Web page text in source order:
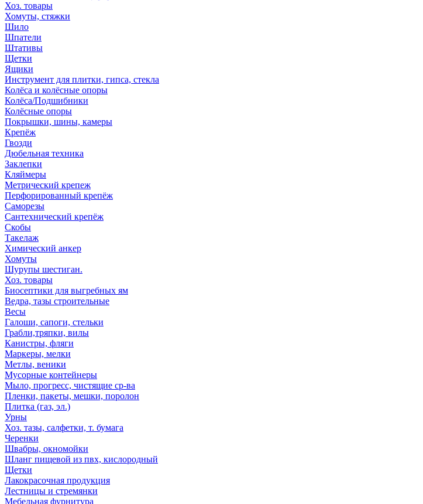
Хоз. товары
Хомуты, стяжки
Шило
Шпатели
Штативы
Щетки
Ящики
Инструмент для плитки, гипса, стекла
Колёса и колёсные опоры
Колёса/Подшибники
Колёсные опоры
Покрышки, шины, камеры
Крепёж
Гвозди
Дюбельная техника
Заклепки
Кляймеры
Метрический крепеж
Перфорированный крепёж
Саморезы
Сантехнический крепёж
Скобы
Такелаж
Химический анкер
Хомуты
Шурупы шестиган.
Хоз. товары
Биосептики для выгребных ям
Ведра, тазы строительные
Весы
Галоши, сапоги, стельки
Грабли,тряпки, вилы
Канистры, фляги
Маркеры, мелки
Метлы, веники
Мусорные контейнеры
Мыло, прогресс, чистящие ср-ва
Пленки, пакеты, мешки, поролон
Плитка (газ, эл.)
Урны
Хоз. тазы, салфетки, т. бумага
Черенки
Швабры, окномойки
Шланг пищевой из пвх, кислородный
Щетки
Лакокрасочная продукция
Лестницы и стремянки
Мебельная фурнитура